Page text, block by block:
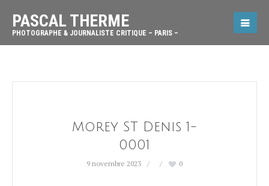
PASCAL THERME
PHOTOGRAPHE & JOURNALISTE CRITIQUE – PARIS –
Morey ST Denis 1-
0001
9 novembre 2023 0